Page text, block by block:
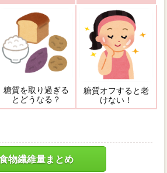
糖質を取り過ぎる
とどうなる？
糖質オフすると老
けない！
物繊維量まとめ